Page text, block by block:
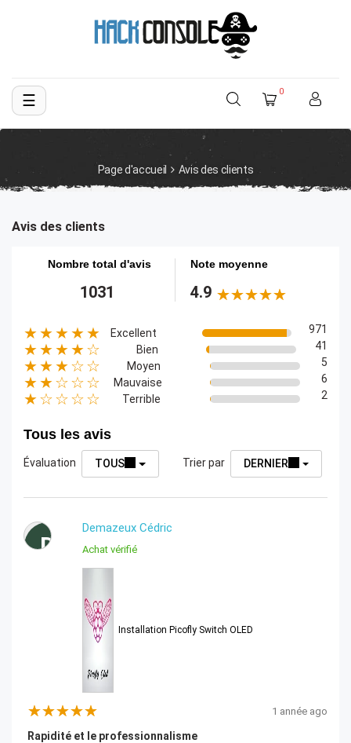
Basculer
☰ 0
Page d'accueil Avis des clients
Avis des clients
Nombre total d'avis
1031
Note moyenne
4.9
★★★★★ Excellent 971
★★★★☆ Bien 41
★★★☆☆ Moyen 5
★★☆☆☆ Mauvaise 6
★☆☆☆☆ Terrible 2
Tous les avis
Évaluation TOUS Trier par DERNIER
D
Demazeux Cédric
Achat vérifié
Installation Picofly Switch OLED
1 année ago
Rapidité et le professionnalisme